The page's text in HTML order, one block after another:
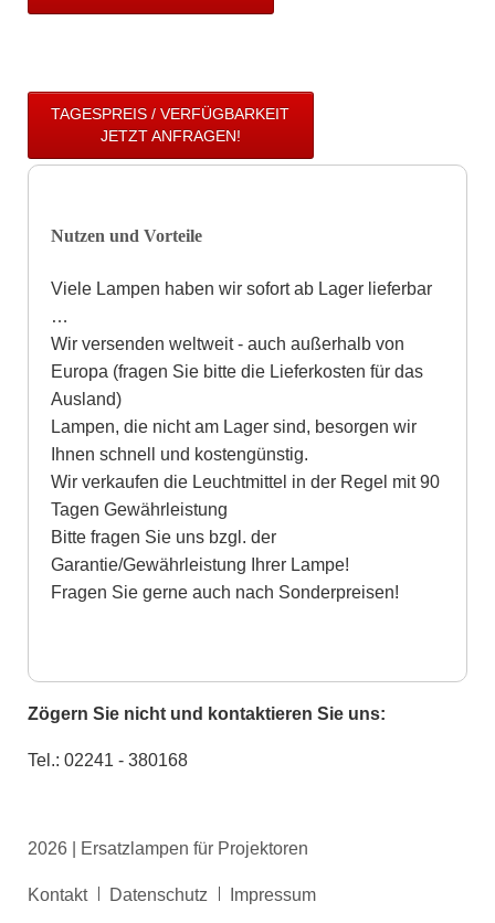
TAGESPREIS / VERFÜGBARKEIT
JETZT ANFRAGEN!
Nutzen und Vorteile
Viele Lampen haben wir sofort ab Lager lieferbar
…
Wir versenden weltweit - auch außerhalb von
Europa (fragen Sie bitte die Lieferkosten für das
Ausland)
Lampen, die nicht am Lager sind, besorgen wir
Ihnen schnell und kostengünstig.
Wir verkaufen die Leuchtmittel in der Regel mit 90
Tagen Gewährleistung
Bitte fragen Sie uns bzgl. der
Garantie/Gewährleistung Ihrer Lampe!
Fragen Sie gerne auch nach Sonderpreisen!
Zögern Sie nicht und kontaktieren Sie uns:
Tel.: 02241 - 380168
2026 | Ersatzlampen für Projektoren
Navigation
Kontakt Datenschutz Impressum